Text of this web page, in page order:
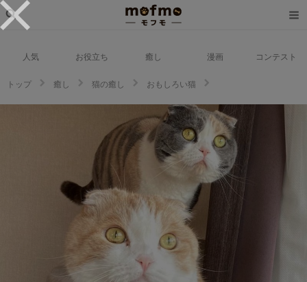
人気 お役立ち 癒し 漫画 コンテスト
トップ 癒し 猫の癒し
おもしろい猫